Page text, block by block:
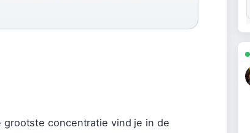
grootste concentratie vind je in de